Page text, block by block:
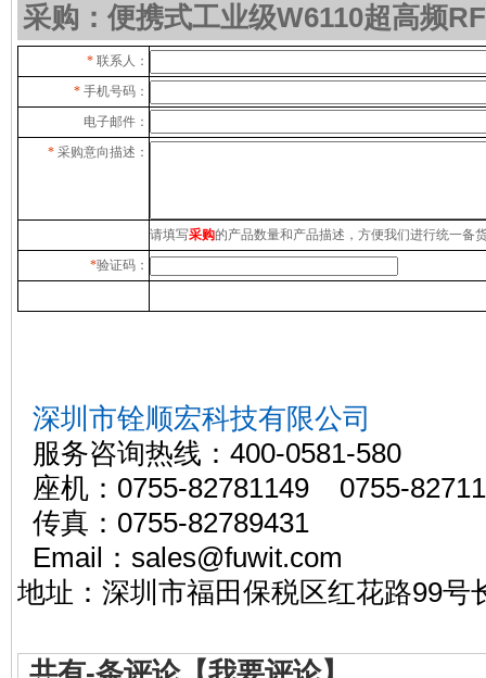
采购：便携式工业级W6110超高频
* 联系人：
* 手机号码：
电子邮件：
* 采购意向描述：
请填写采购的产品数量和产品描述，方便我们进行统一备
*验证码：
深圳市铨顺宏科技有限公司
服务咨询热线：400-0581-580
座机：0755-82781149 0755-
传真：0755-82789431
Email：
地址：深圳市福田保税区红花路99号